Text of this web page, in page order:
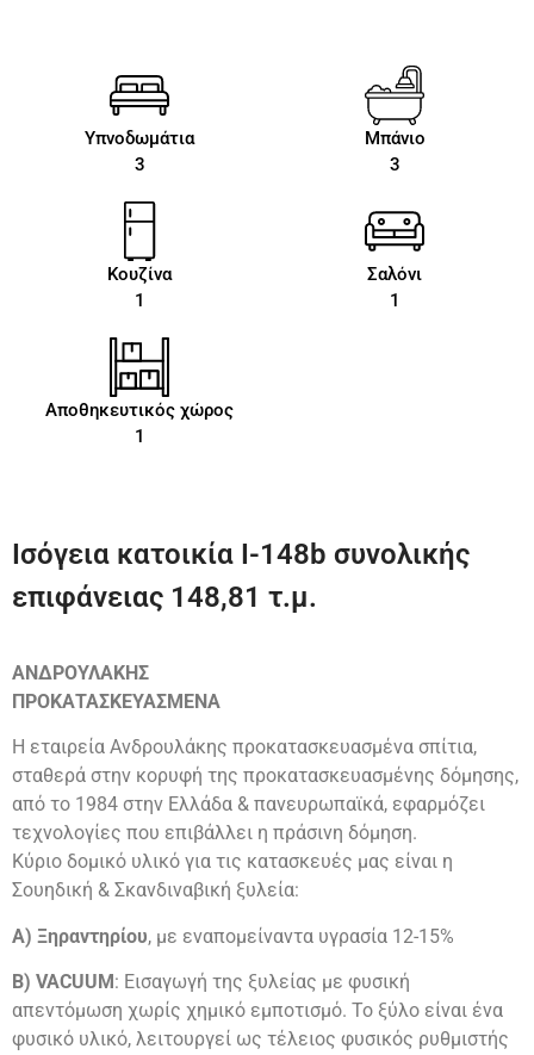
Υπνοδωμάτια
3
Μπάνιο
3
Κουζίνα
1
Σαλόνι
1
Αποθηκευτικός χώρος
1
Ισόγεια κατοικία Ι-148b συνολικής
επιφάνειας 148,81 τ.μ.
ΑΝΔΡΟΥΛΑΚΗΣ
ΠΡΟΚΑΤΑΣΚΕΥΑΣΜΕΝΑ
Η εταιρεία Ανδρουλάκης προκατασκευασμένα σπίτια,
σταθερά στην κορυφή της προκατασκευασμένης δόμησης,
από το 1984 στην Ελλάδα & πανευρωπαϊκά, εφαρμόζει
τεχνολογίες που επιβάλλει η πράσινη δόμηση.
Κύριο δομικό υλικό για τις κατασκευές μας είναι η
Σουηδική & Σκανδιναβική ξυλεία:
Α) Ξηραντηρίου, με εναπομείναντα υγρασία 12-15%
Β) VACUUM : Εισαγωγή της ξυλείας με φυσική
απεντόμωση χωρίς χημικό εμποτισμό. Το ξύλο είναι ένα
φυσικό υλικό, λειτουργεί ως τέλειος φυσικός ρυθμιστής